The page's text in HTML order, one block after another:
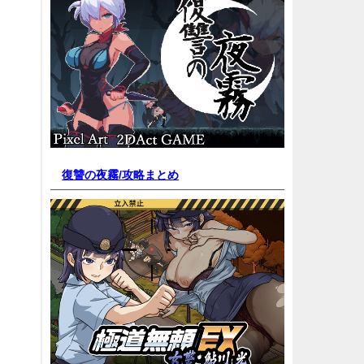
復讐の夜霧/攻略まとめ